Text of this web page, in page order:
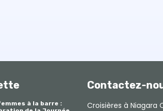
à la barre :
Contactez-
Croisières à Niagara